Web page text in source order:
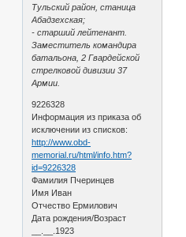
Тульский район, станица
Абадзехская;
- старший лейтенант.
Заместитель командира
батальона, 2 Гвардейской
стрелковой дивизии 37
Армии.
9226328
Информация из приказа об
исключении из списков:
http://www.obd-
memorial.ru/html/info.htm?
id=9226328
Фамилия Пчеринцев
Имя Иван
Отчество Ермилович
Дата рождения/Возраст
__.__.1923